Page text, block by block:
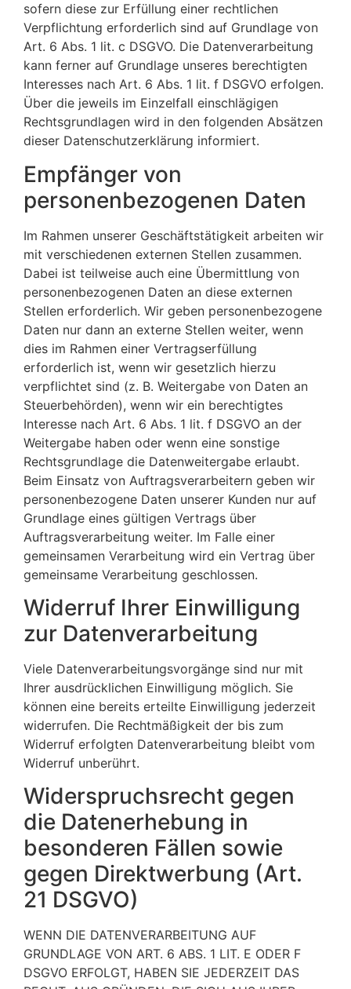
sofern diese zur Erfüllung einer rechtlichen
Verpflichtung erforderlich sind auf Grundlage von
Art. 6 Abs. 1 lit. c DSGVO. Die Datenverarbeitung
kann ferner auf Grundlage unseres berechtigten
Interesses nach Art. 6 Abs. 1 lit. f DSGVO erfolgen.
Über die jeweils im Einzelfall einschlägigen
Rechtsgrundlagen wird in den folgenden Absätzen
dieser Datenschutzerklärung informiert.
Empfänger von
personenbezogenen Daten
Im Rahmen unserer Geschäftstätigkeit arbeiten wir
mit verschiedenen externen Stellen zusammen.
Dabei ist teilweise auch eine Übermittlung von
personenbezogenen Daten an diese externen
Stellen erforderlich. Wir geben personenbezogene
Daten nur dann an externe Stellen weiter, wenn
dies im Rahmen einer Vertragserfüllung
erforderlich ist, wenn wir gesetzlich hierzu
verpflichtet sind (z. B. Weitergabe von Daten an
Steuerbehörden), wenn wir ein berechtigtes
Interesse nach Art. 6 Abs. 1 lit. f DSGVO an der
Weitergabe haben oder wenn eine sonstige
Rechtsgrundlage die Datenweitergabe erlaubt.
Beim Einsatz von Auftragsverarbeitern geben wir
personenbezogene Daten unserer Kunden nur auf
Grundlage eines gültigen Vertrags über
Auftragsverarbeitung weiter. Im Falle einer
gemeinsamen Verarbeitung wird ein Vertrag über
gemeinsame Verarbeitung geschlossen.
Widerruf Ihrer Einwilligung
zur Datenverarbeitung
Viele Datenverarbeitungsvorgänge sind nur mit
Ihrer ausdrücklichen Einwilligung möglich. Sie
können eine bereits erteilte Einwilligung jederzeit
widerrufen. Die Rechtmäßigkeit der bis zum
Widerruf erfolgten Datenverarbeitung bleibt vom
Widerruf unberührt.
Widerspruchsrecht gegen
die Datenerhebung in
besonderen Fällen sowie
gegen Direktwerbung (Art.
21 DSGVO)
WENN DIE DATENVERARBEITUNG AUF
GRUNDLAGE VON ART. 6 ABS. 1 LIT. E ODER F
DSGVO ERFOLGT, HABEN SIE JEDERZEIT DAS